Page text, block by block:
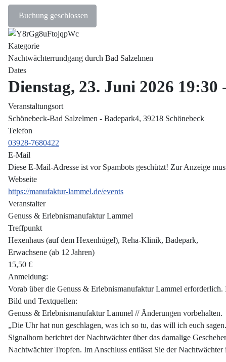
Buchung geschlossen
Kategorie
Nachtwächterrundgang durch Bad Salzelmen
Dates
Dienstag, 23. Juni 2026 19:30
Veranstaltungsort
Schönebeck-Bad Salzelmen - Badepark4, 39218 Schönebeck
Telefon
03928-7680422
E-Mail
Diese E-Mail-Adresse ist vor Spambots geschützt! Zur Anzeige
Webseite
https://manufaktur-lammel.de/events
Veranstalter
Genuss & Erlebnismanufaktur Lammel
Treffpunkt
Hexenhaus (auf dem Hexenhügel), Reha-Klinik, Badepark,
Erwachsene (ab 12 Jahren)
15,50 €
Anmeldung:
Vorab über die Genuss & Erlebnismanufaktur Lammel
Bild und Textquellen:
Genuss & Erlebnismanufaktur Lammel // Änderungen vorbehalten.
„Die Uhr hat nun geschlagen, was ich so tu, das will ich euch
Signalhorn berichtet der Nachtwächter über das damalige
Nachtwächter Tropfen. Im Anschluss entlässt Sie der